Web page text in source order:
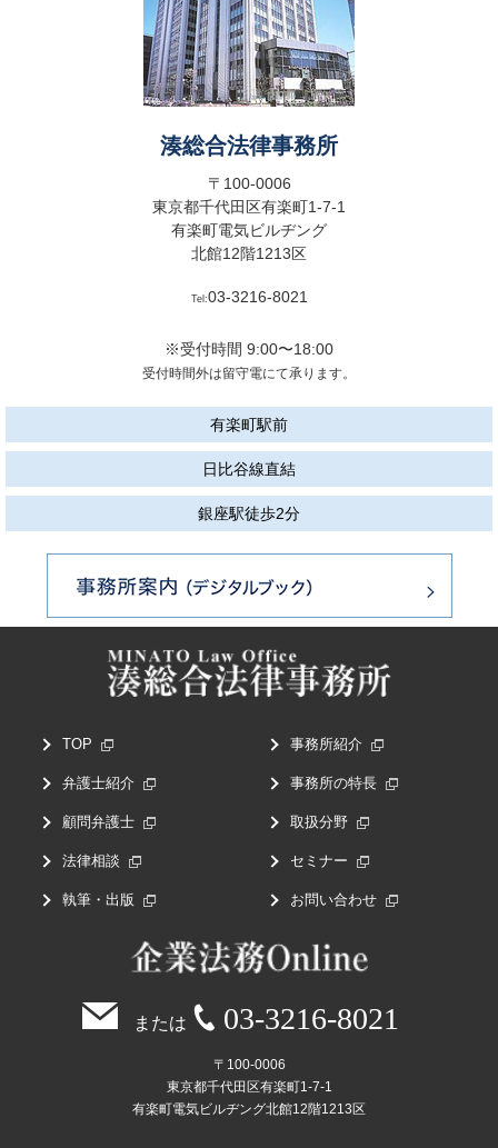
湊総合法律事務所
〒100-0006
東京都千代田区有楽町1-7-1
有楽町電気ビルヂング
北館12階1213区
Tel:03-3216-8021
※受付時間 9:00〜18:00
受付時間外は留守電にて承ります。
有楽町駅前
日比谷線直結
銀座駅徒歩2分
TOP 事務所紹介
弁護士紹介 事務所の特長
顧問弁護士 取扱分野
法律相談 セミナー
執筆・出版 お問い合わせ
または 03-3216-8021
〒100-0006
東京都千代田区有楽町1-7-1
有楽町電気ビルヂング北館12階1213区